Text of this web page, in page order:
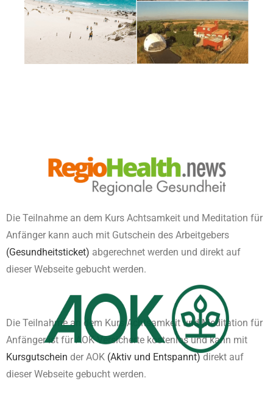
Die Teilnahme an dem Kurs Achtsamkeit und Meditation für
Anfänger kann auch mit Gutschein des Arbeitgebers
(Gesundheitsticket) abgerechnet werden und direkt auf
dieser Webseite gebucht werden.
Die Teilnahme an dem Kurs Achtsamkeit und Meditation für
Anfänger ist für AOK Versicherte kostenlos und kann mit
Kursgutschein der AOK (Aktiv und Entspannt) direkt auf
dieser Webseite gebucht werden.